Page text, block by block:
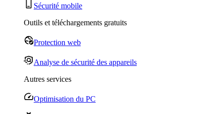
Sécurité mobile
Outils et téléchargements gratuits
Protection web
Analyse de sécurité des appareils
Autres services
Optimisation du PC